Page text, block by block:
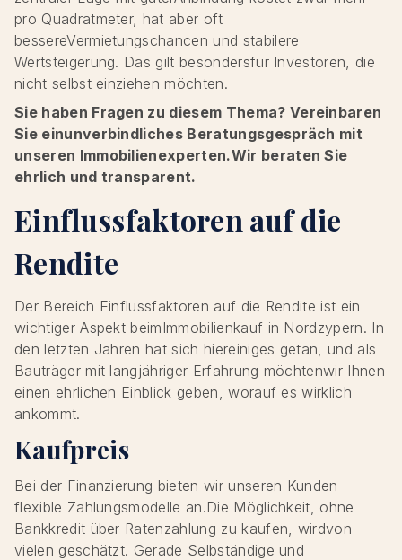
pro Quadratmeter, hat aber oft
bessereVermietungschancen und stabilere
Wertsteigerung. Das gilt besondersfür Investoren, die
nicht selbst einziehen möchten.
Sie haben Fragen zu diesem Thema? Vereinbaren
Sie einunverbindliches Beratungsgespräch mit
unseren Immobilienexperten.Wir beraten Sie
ehrlich und transparent.
Einflussfaktoren auf die
Rendite
Der Bereich Einflussfaktoren auf die Rendite ist ein
wichtiger Aspekt beimImmobilienkauf in Nordzypern. In
den letzten Jahren hat sich hiereiniges getan, und als
Bauträger mit langjähriger Erfahrung möchtenwir Ihnen
einen ehrlichen Einblick geben, worauf es wirklich
ankommt.
Kaufpreis
Bei der Finanzierung bieten wir unseren Kunden
flexible Zahlungsmodelle an.Die Möglichkeit, ohne
Bankkredit über Ratenzahlung zu kaufen, wirdvon
vielen geschätzt. Gerade Selbständige und